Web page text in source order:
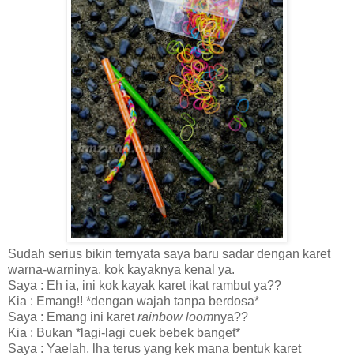
Sudah serius bikin ternyata saya baru sadar dengan karet
warna-warninya, kok kayaknya kenal ya.
Saya : Eh ia, ini kok kayak karet ikat rambut ya??
Kia : Emang!! *dengan wajah tanpa berdosa*
Saya : Emang ini karetrainbow loomnya??
Kia : Bukan *lagi-lagi cuek bebek banget*
Saya : Yaelah, lha terus yang kek mana bentuk karet